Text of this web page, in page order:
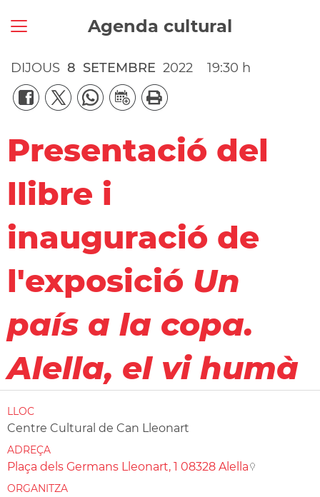
Agenda cultural
DIJOUS 8 SETEMBRE 2022 19:30 h
Presentació del
llibre i
inauguració de
l'exposició Un
país a la copa.
Alella, el vi humà
LLOC
Centre Cultural de Can Lleonart
ADREÇA
Plaça dels Germans Lleonart, 1 08328 Alella
ORGANITZA